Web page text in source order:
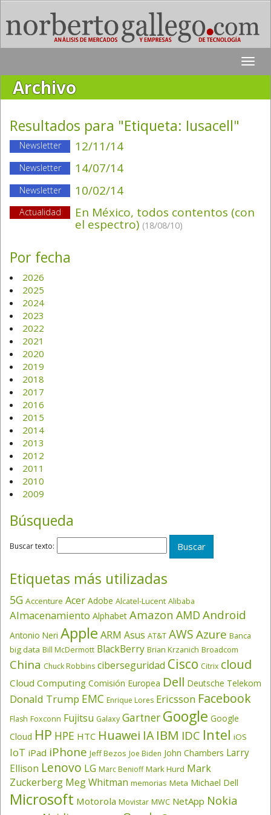
Toggle
Archivo
Resultados para "Etiqueta: Iusacell"
Newsletter 12/11/14
Newsletter 14/07/14
Newsletter 10/02/14
Actualidad En México, todos contentos (con
el espectro) (18/08/10)
Por fecha
2026
2025
2024
2023
2022
2021
2020
2019
2018
2017
2016
2015
2014
2013
2012
2011
2010
2009
Búsqueda
Buscar texto:
Etiquetas más utilizadas
5G Accenture Acer Adobe Alcatel-Lucent Alibaba
Almacenamiento Alphabet Amazon AMD Android
Antonio Neri Apple ARM Asus AT&T AWSAzure Banca
big data Bill McDermott BlackBerry Brian Krzanich Broadcom
China Chuck Robbins ciberseguridad Cisco Citrix cloud
Cloud Computing Comisión Europea Dell Deutsche Telekom
Donald Trump EMC Enrique Lores Ericsson Facebook
Flash Foxconn Fujitsu Galaxy Gartner Google Google
Cloud HP HPE HTC Huawei IA IBM IDC Intel iOS
IoT iPad iPhone Jeff Bezos Joe Biden John Chambers Larry
Ellison Lenovo LG Marc Benioff Mark Hurd Mark
Zuckerberg Meg Whitman memorias Meta Michael Dell
Microsoft Motorola Movistar MWC NetApp Nokia